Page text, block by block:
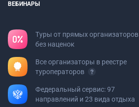
ВЕБИНАРЫ
Туры от прямых организаторов
без наценок
Все организаторы в реестре
туроператоров
Федеральный сервис: 97
направлений и 23 вида отдыха